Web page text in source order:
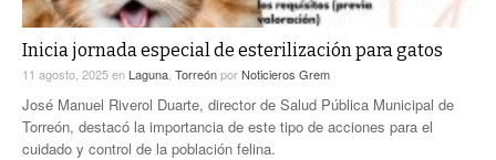
Inicia jornada especial de esterilización para gatos
11 agosto, 2025en Laguna TorreónporNoticieros Grem
José Manuel Riverol Duarte, director de Salud Pública Municipal de
Torreón, destacó la importancia de este tipo de acciones para el
cuidado y control de la población felina.